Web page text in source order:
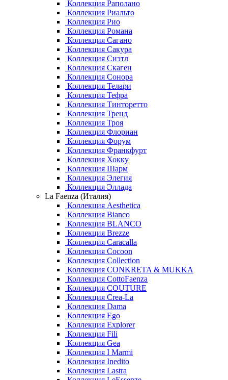
Коллекция Раполано
Коллекция Риальто
Коллекция Рио
Коллекция Романа
Коллекция Сагано
Коллекция Сакура
Коллекция Сиэтл
Коллекция Скаген
Коллекция Сонора
Коллекция Телари
Коллекция Тефра
Коллекция Тинторетто
Коллекция Тренд
Коллекция Троя
Коллекция Флориан
Коллекция Форум
Коллекция Франкфурт
Коллекция Хокку
Коллекция Шарм
Коллекция Элегия
Коллекция Эллада
La Faenza (Италия)
Коллекция Aesthetica
Коллекция Bianco
Коллекция BLANCO
Коллекция Brezze
Коллекция Caracalla
Коллекция Cocoon
Коллекция Collection
Коллекция CONKRETA & MUKKA
Коллекция CottoFaenza
Коллекция COUTURE
Коллекция Crea-La
Коллекция Dama
Коллекция Ego
Коллекция Explorer
Коллекция Fili
Коллекция Gea
Коллекция I Marmi
Коллекция Inedito
Коллекция Lastra